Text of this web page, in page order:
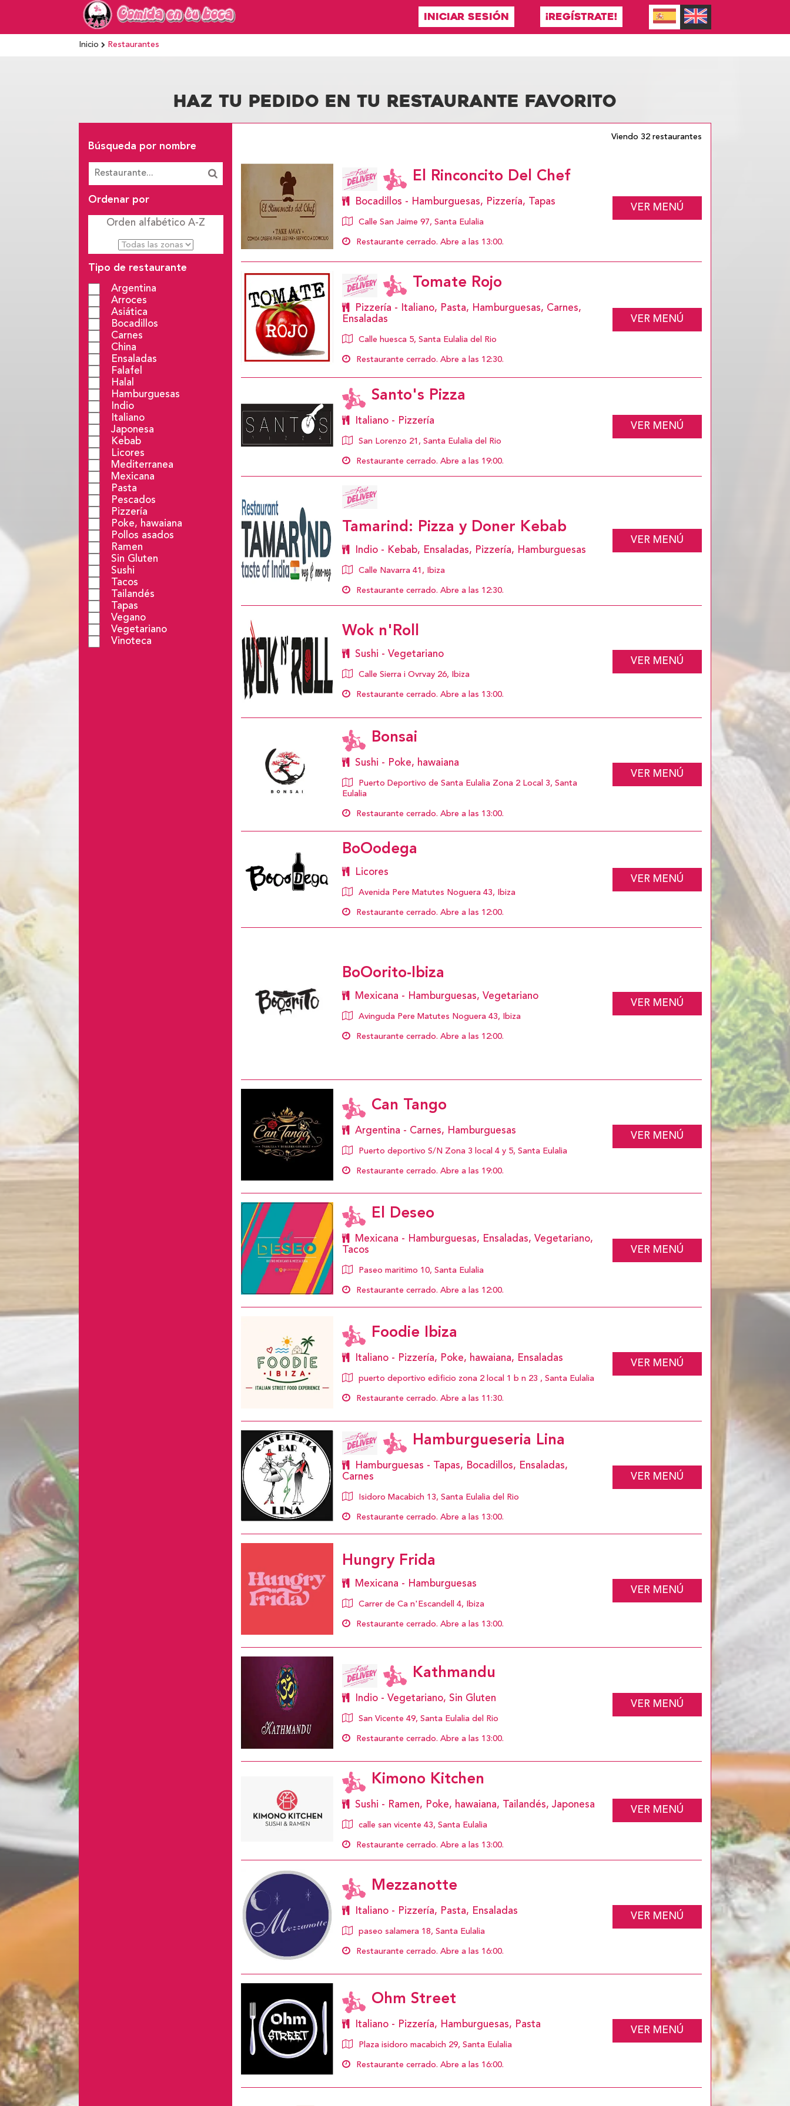
INICIAR SESIÓN ¡REGÍSTRATE!
Inicio Restaurantes
HAZ TU PEDIDO EN TU RESTAURANTE FAVORITO
Búsqueda por nombre
Ordenar por
Orden alfabéticoA-Z
Tipo de restaurante
Argentina
Arroces
Asiática
Bocadillos
Carnes
China
Ensaladas
Falafel
Halal
Hamburguesas
Indio
Italiano
Japonesa
Kebab
Licores
Mediterranea
Mexicana
Pasta
Pescados
Pizzería
Poke, hawaiana
Pollos asados
Ramen
Sin Gluten
Sushi
Tacos
Tailandés
Tapas
Vegano
Vegetariano
Vinoteca
Viendo 32 restaurantes
El Rinconcito Del Chef
Bocadillos - Hamburguesas, Pizzería, Tapas
Calle San Jaime 97, Santa Eulalia
Restaurante cerrado. Abre a las 13:00.
VER MENÚ
Tomate Rojo
Pizzería - Italiano, Pasta, Hamburguesas, Carnes,
Ensaladas
Calle huesca 5, Santa Eulalia del Rio
Restaurante cerrado. Abre a las 12:30.
VER MENÚ
Santo's Pizza
Italiano - Pizzería
San Lorenzo 21, Santa Eulalia del Rio
Restaurante cerrado. Abre a las 19:00.
VER MENÚ
Tamarind: Pizza y Doner Kebab
Indio - Kebab, Ensaladas, Pizzería, Hamburguesas
Calle Navarra 41, Ibiza
Restaurante cerrado. Abre a las 12:30.
VER MENÚ
Wok n'Roll
Sushi - Vegetariano
Calle Sierra i Ovrvay 26, Ibiza
Restaurante cerrado. Abre a las 13:00.
VER MENÚ
Bonsai
Sushi - Poke, hawaiana
Puerto Deportivo de Santa Eulalia Zona 2 Local 3, Santa
Eulalia
Restaurante cerrado. Abre a las 13:00.
VER MENÚ
BoOodega
Licores
Avenida Pere Matutes Noguera 43, Ibiza
Restaurante cerrado. Abre a las 12:00.
VER MENÚ
BoOorito-Ibiza
Mexicana - Hamburguesas, Vegetariano
Avinguda Pere Matutes Noguera 43, Ibiza
Restaurante cerrado. Abre a las 12:00.
VER MENÚ
Can Tango
Argentina - Carnes, Hamburguesas
Puerto deportivo S/N Zona 3 local 4 y 5, Santa Eulalia
Restaurante cerrado. Abre a las 19:00.
VER MENÚ
El Deseo
Mexicana - Hamburguesas, Ensaladas, Vegetariano,
Tacos
Paseo maritimo 10, Santa Eulalia
Restaurante cerrado. Abre a las 12:00.
VER MENÚ
Foodie Ibiza
Italiano - Pizzería, Poke, hawaiana, Ensaladas
puerto deportivo edificio zona 2 local 1 b n 23 , Santa Eulalia
Restaurante cerrado. Abre a las 11:30.
VER MENÚ
Hamburgueseria Lina
Hamburguesas - Tapas, Bocadillos, Ensaladas,
Carnes
Isidoro Macabich 13, Santa Eulalia del Rio
Restaurante cerrado. Abre a las 13:00.
VER MENÚ
Hungry Frida
Mexicana - Hamburguesas
Carrer de Ca n'Escandell 4, Ibiza
Restaurante cerrado. Abre a las 13:00.
VER MENÚ
Kathmandu
Indio - Vegetariano, Sin Gluten
San Vicente 49, Santa Eulalia del Rio
Restaurante cerrado. Abre a las 13:00.
VER MENÚ
Kimono Kitchen
Sushi - Ramen, Poke, hawaiana, Tailandés, Japonesa
calle san vicente 43, Santa Eulalia
Restaurante cerrado. Abre a las 13:00.
VER MENÚ
Mezzanotte
Italiano - Pizzería, Pasta, Ensaladas
paseo salamera 18, Santa Eulalia
Restaurante cerrado. Abre a las 16:00.
VER MENÚ
Ohm Street
Italiano - Pizzería, Hamburguesas, Pasta
Plaza isidoro macabich 29, Santa Eulalia
Restaurante cerrado. Abre a las 16:00.
VER MENÚ